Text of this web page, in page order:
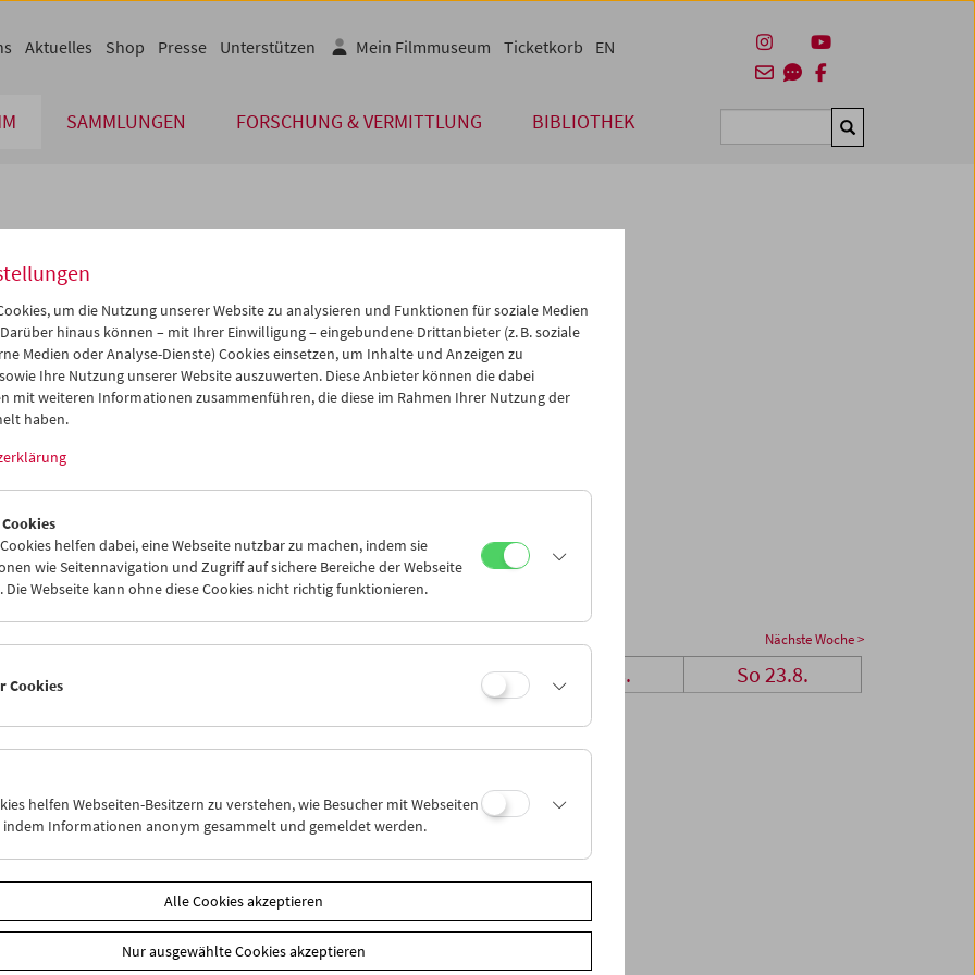
SAMMLUNGEN FORSCHUNG & VERMITTLUNG BIBLIOTHEK Suchen
Aktuelles Shop Presse Unterstützen Mein Filmmuseum Ticketkorb EN
Aug 2009 >>
Mi Do Fr Sa So
29 30 31 01
02
05 06 07 08
09
12 13
19 20
02
iCalender
Programmheft-PDF
English language or subtitles
Nächste Woche >
Mi 19.8. Sa 22.8. So 23.8.
um die Nutzung unserer Website zu analysieren und Funktionen für soziale Medien
hinaus können – mit Ihrer Einwilligung – eingebundene Drittanbieter (z. B. soziale
Medien oder Analyse-Dienste) Cookies einsetzen, um Inhalte und Anzeigen zu
Ihre Nutzung unserer Website auszuwerten. Diese Anbieter können die dabei
mit weiteren Informationen zusammenführen, die diese im Rahmen Ihrer Nutzung der
haben.
helfen dabei, eine Webseite nutzbar zu machen, indem sie
wie Seitennavigation und Zugriff auf sichere Bereiche der Webseite
Die Webseite kann ohne diese Cookies nicht richtig funktionieren.
Cookies
helfen Webseiten-Besitzern zu verstehen, wie Besucher mit Webseiten
indem Informationen anonym gesammelt und gemeldet werden.
Alle Cookies akzeptieren
Nur ausgewählte Cookies akzeptieren